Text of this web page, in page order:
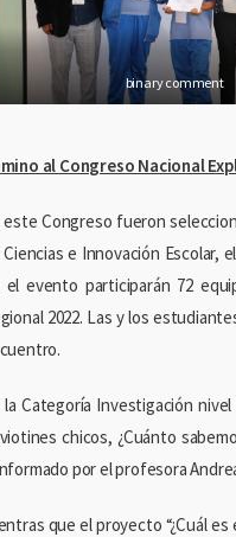
binary comment
al Congreso Nacional
este Congreso fueron
e Innovación Escolar,
el evento participarán 72
2022. Las y los
la Categoría Investigación
chicos, ¿Cuánto
por el profesora
que el proyecto “¿Cuál